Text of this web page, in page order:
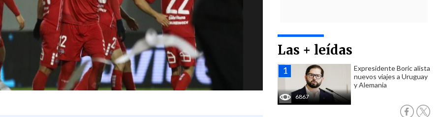
Las + leídas
6867
Expresidente Boric alista
nuevos viajes a Uruguay
y Alemania